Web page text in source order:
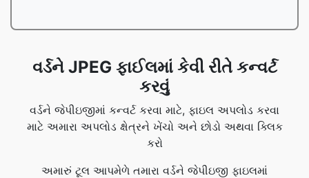
વર્ડને JPEG ફાઈલમાં કેવી રીતે કન્વર્ટ
કરવું
વર્ડને જેપીઇજીમાં કન્વર્ટ કરવા માટે, ફાઇલ અપલોડ કરવા
માટે અમારા અપલોડ ક્ષેત્રને ખેંચો અને છોડો અથવા ક્લિક
કરો
અમારું ટૂલ આપમેળે તમારા વર્ડને જેપીઇજી ફાઇલમાં